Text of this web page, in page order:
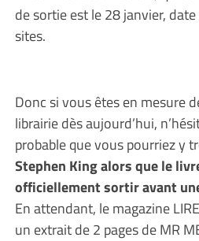
de sortie est le 28 janvier,
sites.
Donc si vous êtes en mesure
librairie dès aujourd’hui,
probable que vous pourriez y
Stephen King alors que le
officiellement sortir avant
En attendant, le magazine
un extrait de 2 pages de MR